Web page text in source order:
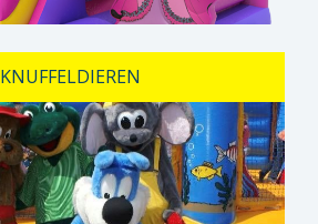
KNUFFELDIEREN